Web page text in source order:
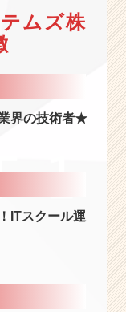
ムズ株
界の技術者★
ITスクール運